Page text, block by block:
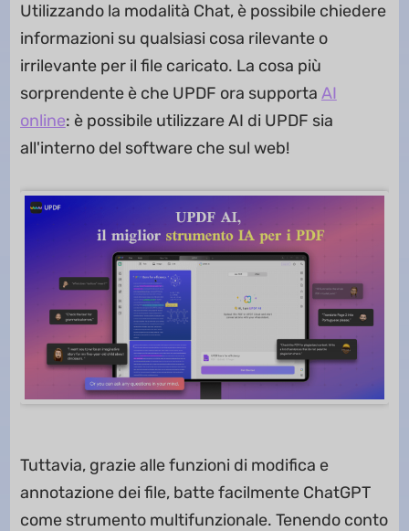
Utilizzando la modalità Chat, è possibile chiedere
informazioni su qualsiasi cosa rilevante o
irrilevante per il file caricato. La cosa più
sorprendente è che UPDF ora supporta AI
online: è possibile utilizzare AI di UPDF sia
all'interno del software che sul web!
Tuttavia, grazie alle funzioni di modifica e
annotazione dei file, batte facilmente ChatGPT
come strumento multifunzionale. Tenendo conto